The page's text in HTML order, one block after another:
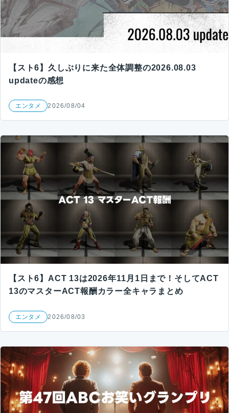
【スト6】久しぶりに来た全体調整の2026.08.03
updateの感想
エンタメ 2026/08/04
【スト6】ACT 13は2026年11月1日まで！そしてACT
13のマスターACT報酬カラー全キャラまとめ
エンタメ 2026/08/03